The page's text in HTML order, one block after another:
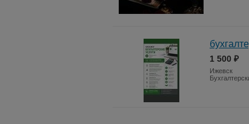
1 500 ₽
Ижевск